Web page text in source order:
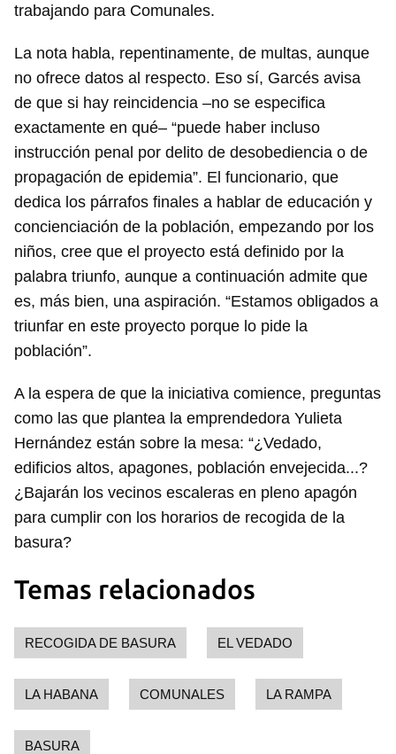
trabajando para Comunales.
La nota habla, repentinamente, de multas, aunque
no ofrece datos al respecto. Eso sí, Garcés avisa
de que si hay reincidencia –no se especifica
exactamente en qué– “puede haber incluso
instrucción penal por delito de desobediencia o de
propagación de epidemia”. El funcionario, que
dedica los párrafos finales a hablar de educación y
concienciación de la población, empezando por los
niños, cree que el proyecto está definido por la
palabra triunfo, aunque a continuación admite que
es, más bien, una aspiración. “Estamos obligados a
triunfar en este proyecto porque lo pide la
población”.
A la espera de que la iniciativa comience, preguntas
como las que plantea la emprendedora Yulieta
Hernández están sobre la mesa: “¿Vedado,
edificios altos, apagones, población envejecida...?
¿Bajarán los vecinos escaleras en pleno apagón
para cumplir con los horarios de recogida de la
basura?
Temas relacionados
RECOGIDA DE BASURA EL VEDADO
LA HABANA COMUNALES LA RAMPA
BASURA